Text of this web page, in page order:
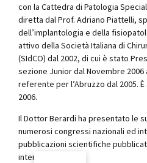
con la Cattedra di Patologia
diretta dal Prof. Adriano Piattelli,
dell’implantologia e della
attivo della Società Italiana di
(SIdCO) dal 2002, di cui è stato
sezione Junior dal Novembre 2006
referente per l’Abruzzo dal 2005.
2006.
Il Dottor Berardi ha presentato le
numerosi congressi nazionali ed
pubblicazioni scientifiche
internazionali.